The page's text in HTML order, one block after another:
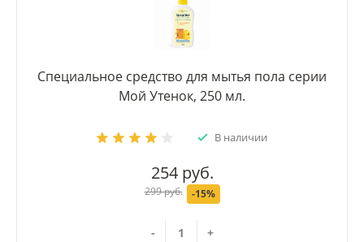
Специальное средство для мытья пола серии
Мой Утенок, 250 мл.
В наличии
254 руб.
299 руб. -15%
- +